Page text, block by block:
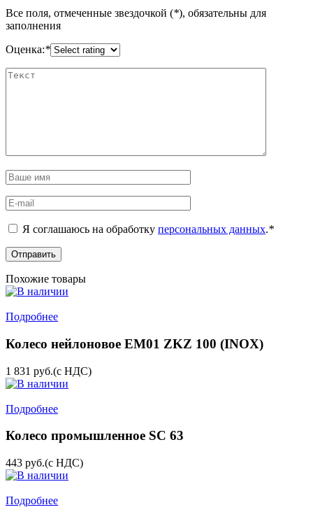
Все поля, отмеченные звездочкой (*), обязательны для
заполнения
Оценка:*
Я соглашаюсь на обработку персональных данных.*
Похожие товары
Подробнее
Колесо нейлоновое EM01 ZKZ 100 (INOX)
1 831 руб.(с НДС)
Подробнее
Колесо промышленное SC 63
443 руб.(с НДС)
Подробнее